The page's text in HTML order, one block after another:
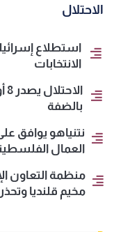
الاحتلال
استطلاع
الانتخابات
بالضفة
العمال
منظمة التعاون
مخيم قلنديا